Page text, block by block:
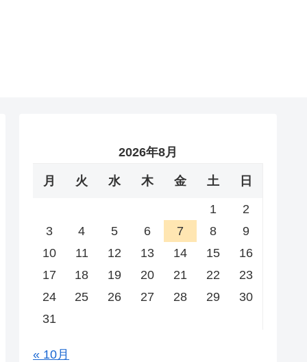
2026年8月
月 火 水 木 金 土 日
1
2
3
4 5 6 7 8
9
10
11 12 13 14 15
16
17
18 19 20 21 22
23
24
25 26 27 28 29
30
31
« 10月